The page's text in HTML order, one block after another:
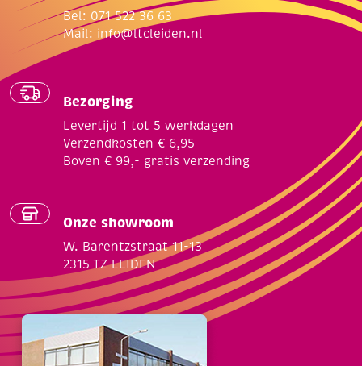
Bel: 071 522 36 63
Mail: info@ltcleiden.nl
Bezorging
Levertijd 1 tot 5 werkdagen
Verzendkosten € 6,95
Boven € 99,- gratis verzending
Onze showroom
W. Barentzstraat 11-13
2315 TZ LEIDEN